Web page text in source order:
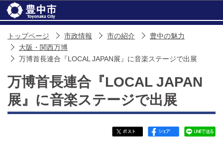
トップページ 市政情報 市の紹介
豊中の魅力
大阪・関西万博
万博首長連合『LOCAL JAPAN展』に音楽ステージで出展
万博首長連合『LOCAL JAPAN
展』に音楽ステージで出展